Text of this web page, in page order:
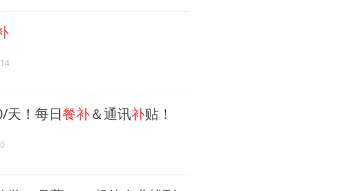
天！每日餐补＆通讯补贴！